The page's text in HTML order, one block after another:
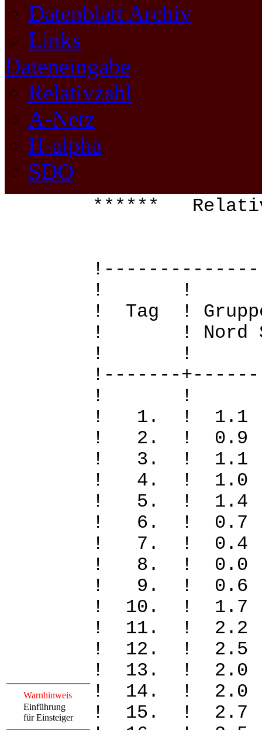
Datenblatt Archiv
Links
Dateneingabe
Relativzahl
A-Netz
H-alpha
SDO
Warnhinweis
Einführung
für Einsteiger
******
!
! Tag !
! ! Nord
!
!-------
!
! 1. ! 1.1
! 2. ! 0.9
! 3. ! 1.1
! 4. ! 1.0
! 5. ! 1.4
! 6. ! 0.7
! 7. ! 0.4
! 8. !
! 9. ! 0.6
! 10. !
! 11. !
! 12. !
! 13. !
! 14. ! 2.0
! 15. !